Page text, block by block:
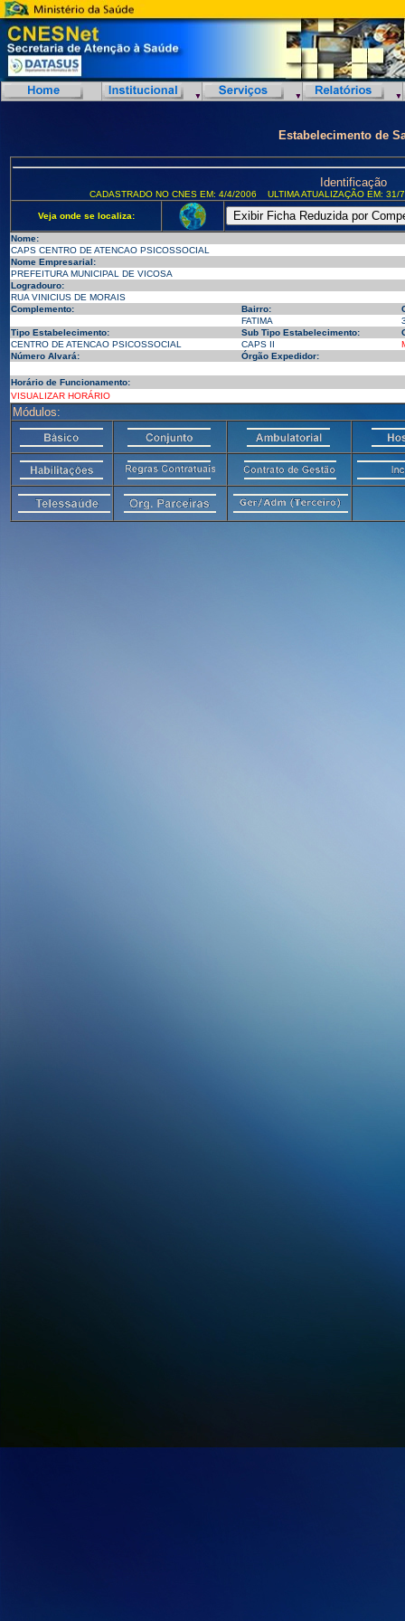
Estabelecimento de
Identificação
CADASTRADO NO CNES EM: 4/4/2006 ULTIMA ATUALIZAÇÃO EM:
Veja onde se localiza:
Nome:
CAPS CENTRO DE ATENCAO PSICOSSOCIAL
Nome Empresarial:
PREFEITURA MUNICIPAL DE VICOSA
Logradouro:
RUA VINICIUS DE MORAIS
Complemento:
Bairro:
FATIMA
Tipo Estabelecimento:
Sub Tipo Estabelecimento:
CENTRO DE ATENCAO PSICOSSOCIAL
CAPS II
Número Alvará:
Órgão Expedidor:
Horário de Funcionamento:
VISUALIZAR HORÁRIO
Módulos: